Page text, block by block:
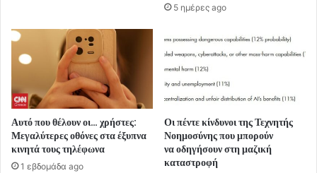
5 ημέρες ago
Αυτό που θέλουν οι… χρήστες:
Μεγαλύτερες οθόνες στα έξυπνα
κινητά τους τηλέφωνα
1 εβδομάδα ago
Οι πέντε κίνδυνοι της Τεχνητής
Νοημοσύνης που μπορούν
να οδηγήσουν στη μαζική
καταστροφή